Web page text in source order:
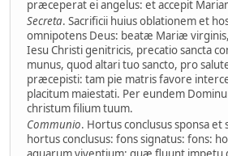
præceperat ei angelus: et accepit
Secreta. Sacrificii huius oblationem et
omnipotens Deus: beatæ Mariæ
Iesu Christi genitricis, precatio sancta
munus, quod altari tuo sancto, pro
præcepisti: tam pie matris favore
placitum maiestati. Per eundem
christum filium tuum.
Communio. Hortus conclusus sponsa
hortus conclusus: fons signatus: fons: